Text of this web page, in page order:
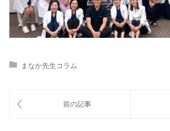
まなか先生コラム